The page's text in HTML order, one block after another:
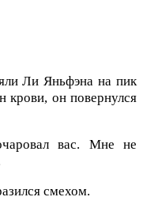
Ли Яньфэна на пик
крови, он повернулся
вас. Мне не
смехом.